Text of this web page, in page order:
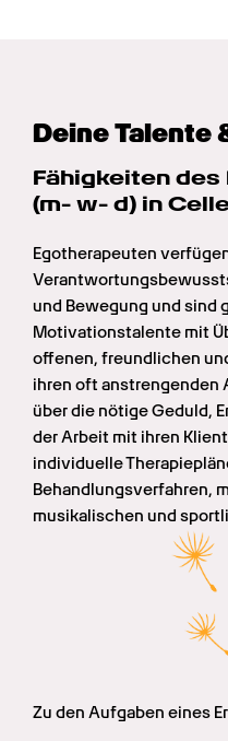
Deine Talente
Fähigkeiten
(m- w- d) in
Egotherapeuten
und Bewegung und sind
Motivationstalente mit
offenen, freundlichen
ihren oft anstrengenden
über die nötige Geduld,
der Arbeit mit ihren
individuelle
Behandlungsverfahren,
musikalischen und
Zu den Aufgaben eines